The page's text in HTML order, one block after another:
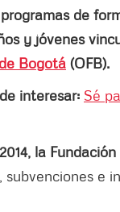
de
y jóvenes
Bogotá (OFB).
interesar: Sé
la
subvenciones e